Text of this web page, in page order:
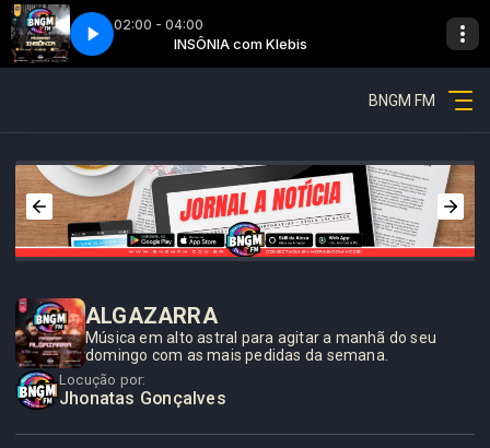
02:00 - 04:00
INSÔNIA com Klebis
01 Insônia - Parte 01
K7 com Diego Soares
BNGM FM
ALGAZARRA
Música em alto astral para agitar a manhã do seu
domingo com as mais pedidas da semana.
Locução por:
Jhonatas Gonçalves